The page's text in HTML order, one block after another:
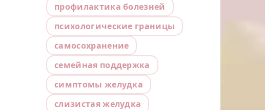
профилактика болезней
психологические границы
самосохранение
семейная поддержка
симптомы желудка
слизистая желудка